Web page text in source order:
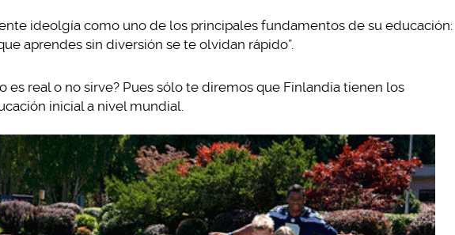
ideolgía como uno de los principales fundamentos de su educación:
aprendes sin diversión se te olvidan rápido”.
es real o no sirve? Pues sólo te diremos que Finlandia tienen los
inicial a nivel mundial.